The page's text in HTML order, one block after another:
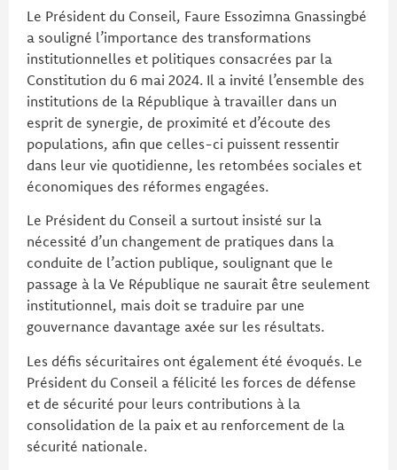
Le Président du Conseil, Faure Essozimna Gnassingbé
a souligné l’importance des transformations
institutionnelles et politiques consacrées par la
Constitution du 6 mai 2024. Il a invité l’ensemble des
institutions de la République à travailler dans un
esprit de synergie, de proximité et d’écoute des
populations, afin que celles-ci puissent ressentir
dans leur vie quotidienne, les retombées sociales et
économiques des réformes engagées.
Le Président du Conseil a surtout insisté sur la
nécessité d’un changement de pratiques dans la
conduite de l’action publique, soulignant que le
passage à la Ve République ne saurait être seulement
institutionnel, mais doit se traduire par une
gouvernance davantage axée sur les résultats.
Les défis sécuritaires ont également été évoqués. Le
Président du Conseil a félicité les forces de défense
et de sécurité pour leurs contributions à la
consolidation de la paix et au renforcement de la
sécurité nationale.